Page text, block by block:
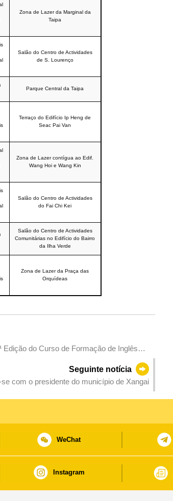
Zona de Lazer da Marginal da
Taipa
Salão do Centro de Actividades
de S. Lourenço
Parque Central da Taipa
Terraço do Edifício Ip Heng de
Seac Pai Van
Zona de Lazer contígua ao Edif.
Wang Hoi e Wang Kin
Salão do Centro de Actividades
do Fai Chi Kei
Salão do Centro de Actividades
Comunitárias no Edifício do Bairro
da Ilha Verde
Zona de Lazer da Praça das
Orquídeas
do Curso de Formação de Inglês
Seguinte notícia
com o presidente do município de Xangai
WeChat
Instagram